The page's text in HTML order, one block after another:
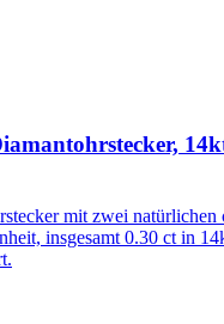
mit zwei natürlichen
insgesamt 0.30 ct in